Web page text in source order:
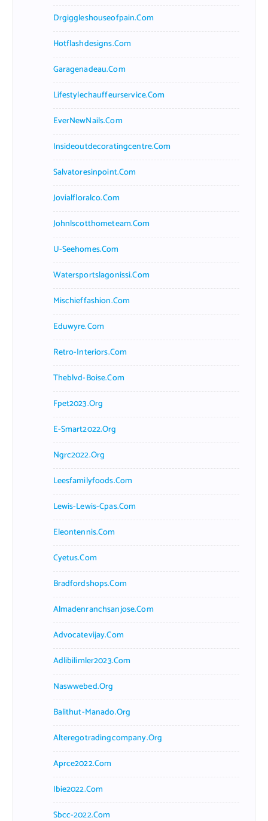
Drgiggleshouseofpain.com
Hotflashdesigns.com
Garagenadeau.com
Lifestylechauffeurservice.com
EverNewNails.com
Insideoutdecoratingcentre.com
Salvatoresinpoint.com
Jovialfloralco.com
Johnlscotthometeam.com
U-Seehomes.com
Watersportslagonissi.com
Mischieffashion.com
Eduwyre.com
Retro-Interiors.com
Theblvd-Boise.com
Fpet2023.org
E-Smart2022.org
Ngrc2022.org
Leesfamilyfoods.com
Lewis-Lewis-Cpas.com
Eleontennis.com
Cyetus.com
Bradfordshops.com
Almadenranchsanjose.com
Advocatevijay.com
Adlibilimler2023.com
Naswwebed.org
Balithut-Manado.org
Alteregotradingcompany.org
Aprce2022.com
Ibie2022.com
Sbcc-2022.com